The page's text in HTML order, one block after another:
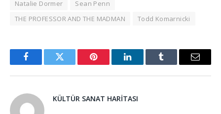
Natalie Dormer
Sean Penn
THE PROFESSOR AND THE MADMAN
Todd Komarnicki
FacebookTwitter Pinterest LinkedInTumblr Email
KÜLTÜR SANAT HARITASI